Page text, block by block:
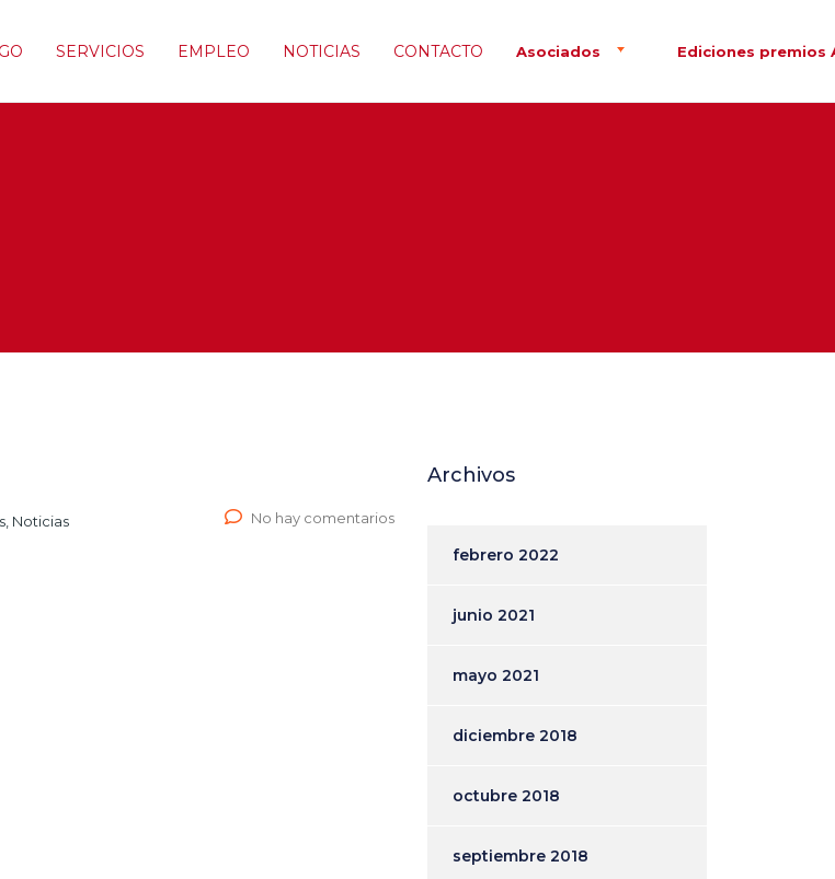
SERVICIOS EMPLEO NOTICIAS CONTACTO Asociados Ediciones premios
Noticias No hay comentarios
Archivos
febrero 2022
junio 2021
mayo 2021
diciembre 2018
octubre 2018
septiembre 2018